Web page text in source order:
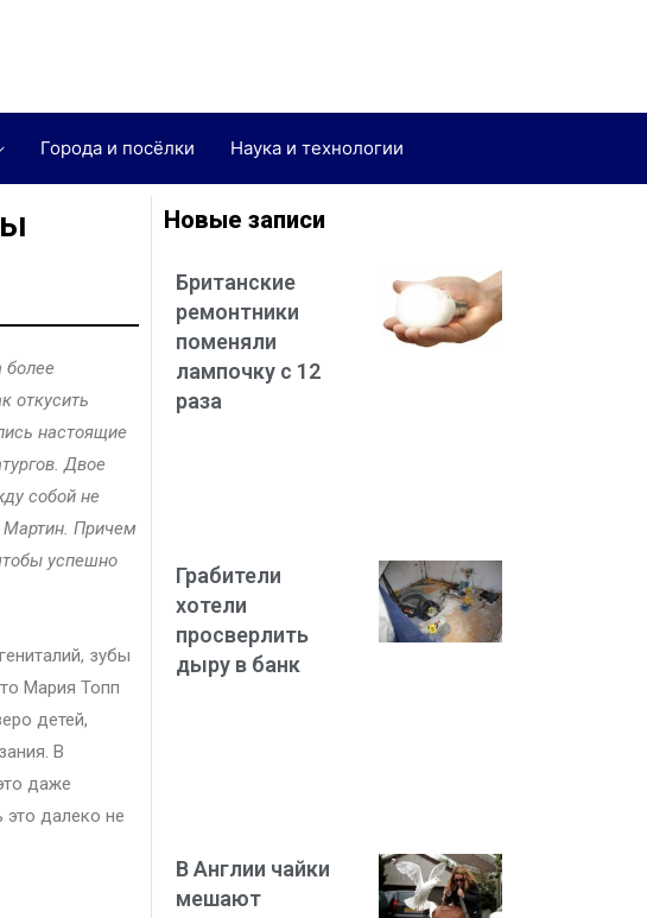
Города и посёлки Наука и технологии
откусить
настоящие
Двое
собой не
Мартин. Причем
успешно
зубы
Мария Топп
детей,
В
даже
далеко не
Новые записи
Британские
ремонтники
поменяли
лампочку с 12
раза
Грабители
хотели
просверлить
дыру в банк
В Англии чайки
мешают